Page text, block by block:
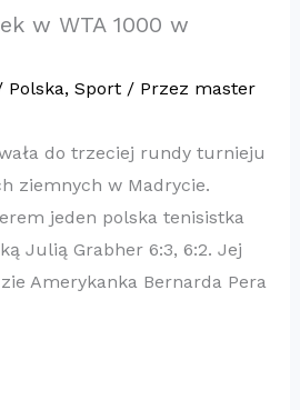
w WTA 1000 w
Polska, Sport/ Przez master
do trzeciej rundy turnieju
ziemnych w Madrycie.
jeden polska tenisistka
Julią Grabher 6:3, 6:2. Jej
Amerykanka Bernarda Pera